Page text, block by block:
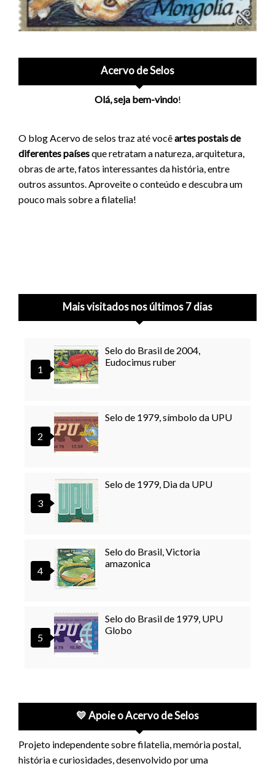
Acervo de Selos
Olá, seja bem-vindo!
O blog Acervo de selos traz até vocêartes postais de
diferentes paísesque retratam a natureza, arquitetura,
obras de arte, fatos interessantes da história, entre
outros assuntos. Aproveite o conteúdo e descubra um
pouco mais sobre a filatelia!
Mais visitados nos últimos 7 dias
Selo do Brasil de 2004,
Eudocimus ruber
Selo de 1979, símbolo da UPU
Selo de 1979, Dia da UPU
Selo do Brasil, Victoria
amazonica
Selo do Brasil de 1979, UPU
Globo
💛 Apoie o Acervo de Selos
Projeto independente sobre filatelia, memória postal,
história e curiosidades, desenvolvido por uma